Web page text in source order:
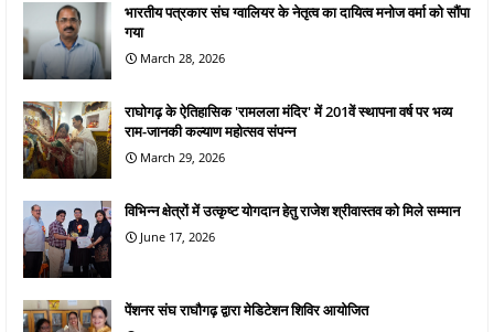
भारतीय पत्रकार संघ ग्वालियर के नेतृत्व का दायित्व मनोज वर्मा को सौंपा
गया
March 28, 2026
राघोगढ़ के ऐतिहासिक 'रामलला मंदिर' में 201वें स्थापना वर्ष पर भव्य
राम-जानकी कल्याण महोत्सव संपन्न
March 29, 2026
विभिन्न क्षेत्रों में उत्कृष्ट योगदान हेतु राजेश श्रीवास्तव को मिले सम्मान
June 17, 2026
पेंशनर संघ राघौगढ़ द्वारा मेडिटेशन शिविर आयोजित